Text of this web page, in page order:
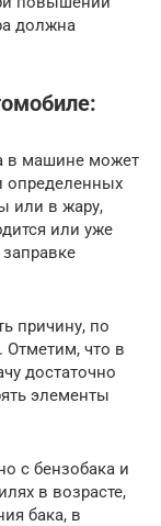
должна
в машине может
определенных
или в жару,
или уже
причину, по
Отметим, что в
достаточно
элементы
с бензобака и
в возрасте,
бака, в